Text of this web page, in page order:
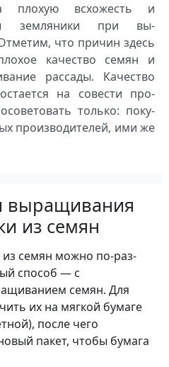
плохую всхо­жесть и
земляники при вы­
что причин здесь
качество семян и
рассады. Качест­во
на совести про­
только: поку­
производителей, ими же
выращивания
из семян
семян можно по-раз­
способ — с
семян. Для
их на мягкой бумаге
после чего
пакет, чтобы бумага